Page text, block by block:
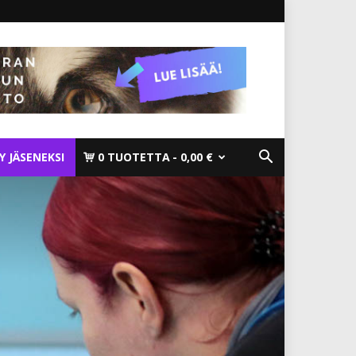
JÄSENEKSI 0 TUOTETTA 0,00 €